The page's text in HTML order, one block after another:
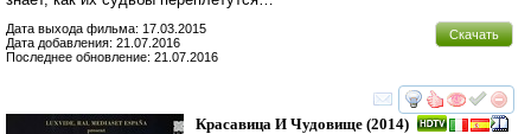
Скачать
Дата выхода фильма: 17.03.2015
Дата добавления: 21.07.2016
Последнее обновление: 21.07.2016
смотреть
Красавица И Чудовище (2014)